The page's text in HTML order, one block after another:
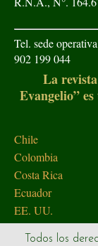
Tel. sede
902 199 044
La
Evangelio”
Chile
Colombia
Costa Rica
Ecuador
EE. UU.
Todos los